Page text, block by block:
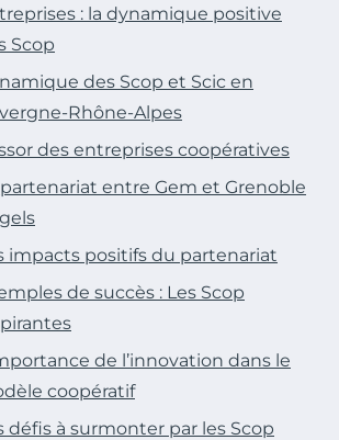
: la dynamique positive
Scop
des Scop et Scic en
Rhône-Alpes
des entreprises coopératives
entre Gem et Grenoble
impacts positifs du partenariat
de succès : Les Scop
de l’innovation dans le
coopératif
défis à surmonter par les Scop